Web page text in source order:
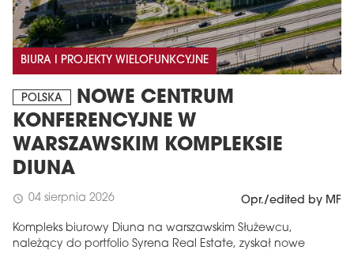
BIURA I PROJEKTY WIELOFUNKCYJNE
POLSKA
NOWE CENTRUM
KONFERENCYJNE W
WARSZAWSKIM KOMPLEKSIE
DIUNA
schedule 04 sierpnia 2026 Opr./edited by MF
Kompleks biurowy Diuna na warszawskim Służewcu,
należący do portfolio Syrena Real Estate, zyskał nowe